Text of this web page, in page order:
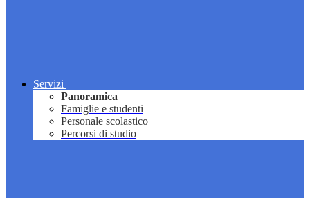
Servizi
Panoramica
Famiglie e studenti
Personale scolastico
Percorsi di studio